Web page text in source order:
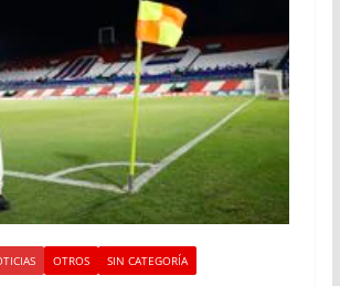
OTROS SIN CATEGORÍA